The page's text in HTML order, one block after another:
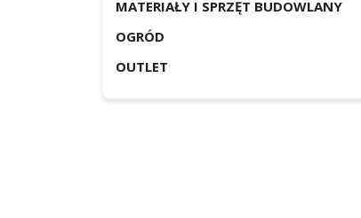
MATERIAŁY I SPRZĘT BUDOWLANY
OGRÓD
OUTLET